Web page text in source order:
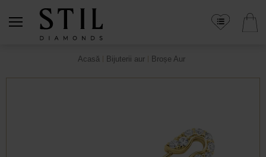
Acasă Bijuterii aur Broșe Aur